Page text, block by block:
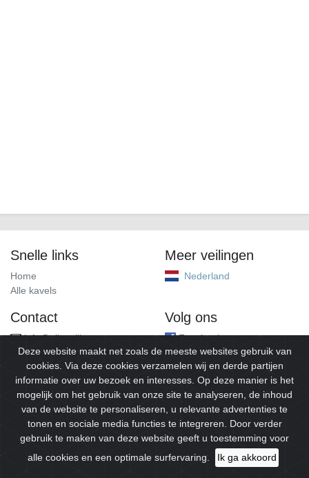
Snelle links
Home
Alle kavels
Meer veilingen
Nederland
Contact
info@alleveilingen.net
Volg ons
Facebook
© 2026Alleveilingen.Alle rechten voorbehouden.
Deze website maakt net zoals de meeste websites gebruik van
cookies. Via deze cookies verzamelen wij en derde partijen
informatie over uw bezoek en interesses. Op deze manier is het
mogelijk om het gebruik van onze site te analyseren, de inhoud
van de website te personaliseren, u relevante advertenties te
tonen en sociale media functies te integreren. Door verder
gebruik te maken van deze website geeft u toestemming voor
alle cookies en een optimale surfervaring.
Ik ga akkoord